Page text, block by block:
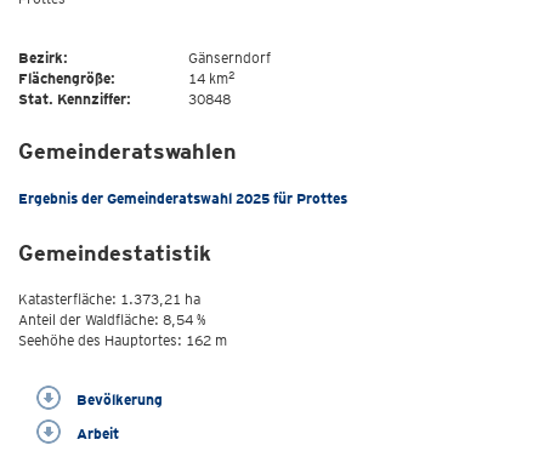
Bezirk:
Gänserndorf
Flächengröße:
14 km2
Stat. Kennziffer: 30848
Gemeinderatswahlen
Ergebnis der Gemeinderatswahl 2025 für Prottes
Gemeindestatistik
Katasterfläche: 1.373,21 ha
Anteil der Waldfläche: 8,54 %
Seehöhe des Hauptortes: 162 m
Bevölkerung
Arbeit